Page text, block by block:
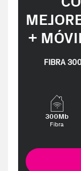
+
FIBRA
300Mb
Fibra